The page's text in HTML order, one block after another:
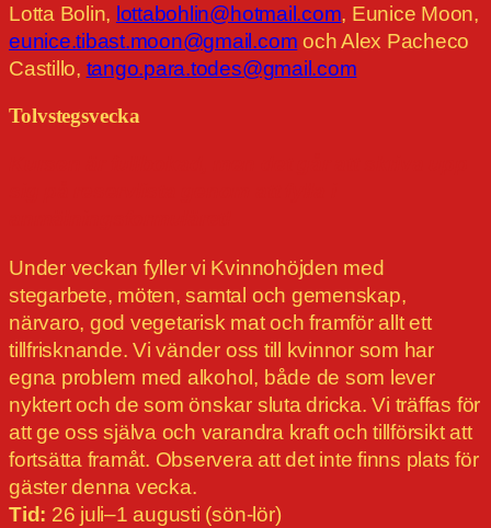
Lotta Bolin, lottabohlin@hotmail.com, Eunice Moon,
eunice.tibast.moon@gmail.com och Alex Pacheco
Castillo, tango.para.todes@gmail.com
Tolvstegsvecka
Under veckan fyller vi Kvinnohöjden med
stegarbete, möten, samtal och gemenskap,
närvaro, god vegetarisk mat och framför allt ett
tillfrisknande. Vi vänder oss till kvinnor som har
egna problem med alkohol, både de som lever
nyktert och de som önskar sluta dricka. Vi träffas för
att ge oss själva och varandra kraft och tillförsikt att
fortsätta framåt. Observera att det inte finns plats för
gäster denna vecka.
Tid: 26 juli–1 augusti (sön-lör)